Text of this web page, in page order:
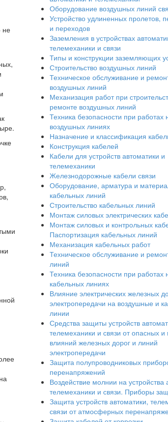
не
Оборудование воздушных линий
Устройство удлиненных пролетов,
и переходов
Заземления в устройствах
телемеханики и связи
Типы и конструкции заземляющих
Строительство воздушных линий
Техническое обслуживание и
воздушных линий
Механизация работ при
ремонте воздушных линий
Техника безопасности при работах
воздушных линиях
Назначение и классификация
Конструкция кабелей
Кабели для устройств автоматики и
телемеханики
Железнодорожные кабели связи
Оборудование, арматура и
кабельных линий
Строительство кабельных линий
Монтаж силовых электрических
Монтаж силовых и контрольных
Паспортизация кабельных линий
Механизация кабельных работ
Техническое обслуживание и
линий
Техника безопасности при работах
кабельных линиях
Влияние электрических железных
электропередачи на воздушные и
линии
Средства защиты устройств
телемеханики и связи от опасных
влияний железных дорог и линий
электропередачи
Защита полупроводниковых
перенапряжений
Воздействие молнии на устройства
телемеханики и связи. Приборы
Защита устройств автоматики,
связи от атмосферных